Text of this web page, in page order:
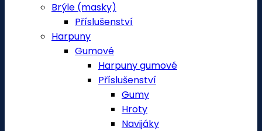
Brýle (masky)
Příslušenství
Harpuny
Gumové
Harpuny gumové
Příslušenství
Gumy
Hroty
Navijáky